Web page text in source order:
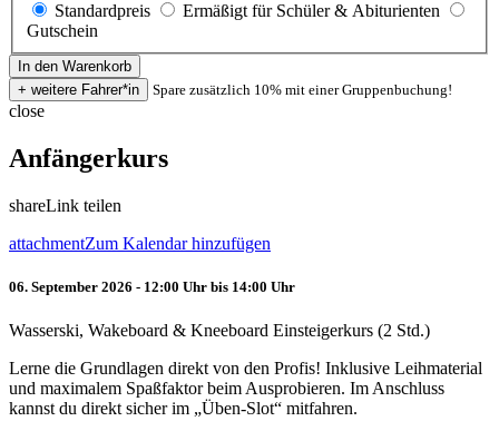
Standardpreis
Ermäßigt für Schüler & Abiturienten
Gutschein
Spare zusätzlich 10% mit einer Gruppenbuchung!
close
Anfängerkurs
shareLink teilen
attachmentZum Kalendar hinzufügen
06. September 2026 - 12:00 Uhr bis 14:00 Uhr
Wasserski, Wakeboard & Kneeboard Einsteigerkurs (2 Std.)
Lerne die Grundlagen direkt von den Profis! Inklusive Leihmaterial
und maximalem Spaßfaktor beim Ausprobieren. Im Anschluss
kannst du direkt sicher im „Üben-Slot“ mitfahren.